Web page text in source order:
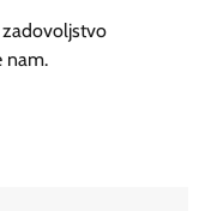
nam.